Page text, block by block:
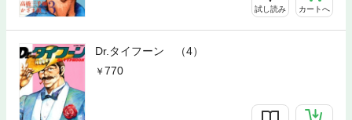
試し読み カートへ
Dr.タイフーン （4）
770